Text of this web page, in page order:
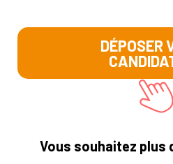
DÉPOSER
Vous souhaitez plus